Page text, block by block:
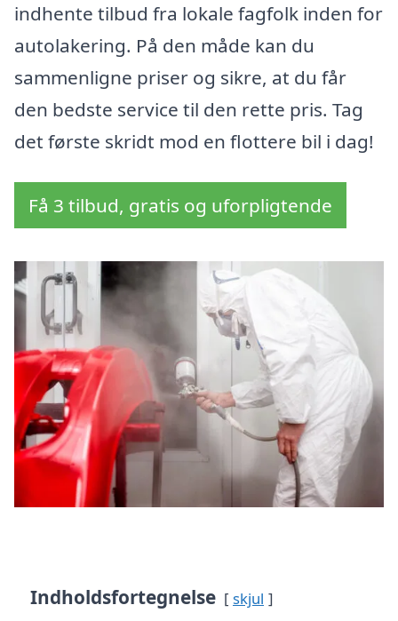
indhente tilbud fra lokale fagfolk inden for
autolakering. På den måde kan du
sammenligne priser og sikre, at du får
den bedste service til den rette pris. Tag
det første skridt mod en flottere bil i dag!
Få 3 tilbud, gratis og uforpligtende
Indholdsfortegnelse skjul